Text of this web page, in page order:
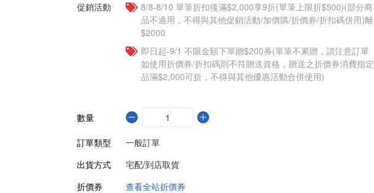
促銷活動
8/8-8/10 單筆折扣後滿$2,000享9折(單筆上限折$500)(部分商
品不適用，不得與其他促銷活動/加價購/折價券/折扣碼併用)離
$2000
即日起-9/1 不限金額下單贈$200券(單筆不累贈，請注意訂單
如使用折價券/折扣碼則不符贈送資格，贈送之折價券消費指定
品滿$2,000可折，不得與其他優惠活動合併使用)
數量
訂單類型
一般訂單
出貨方式
宅配/到店取貨
折價券
查看全站折價券